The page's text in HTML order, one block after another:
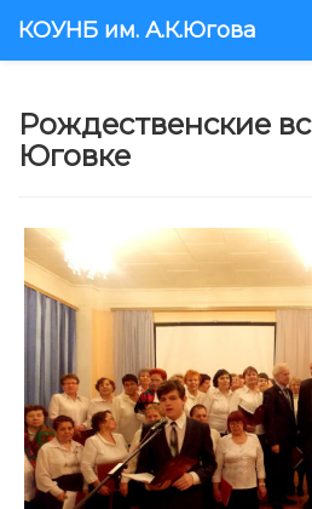
КОУНБ им. А.К.Югова
Рождественские
Юговке